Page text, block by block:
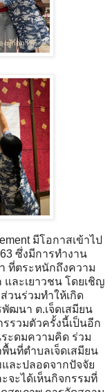
มีโอกาสเข้าไป
ซึ่งมีการทำงาน
ที่ตระหนักถึงความ
ละเยาวชน โดยเชิญ
วนร่วมทำให้เกิด
ฒนา ต.เจ็ดเสมียน
รวมตัวครั้งนี้เป็นอีก
ะดมความคิด ร่วม
นที่ตำบลเจ็ดเสมียน
ละปลอดจากปัจจัย
จะได้เห็นกิจกรรมที่